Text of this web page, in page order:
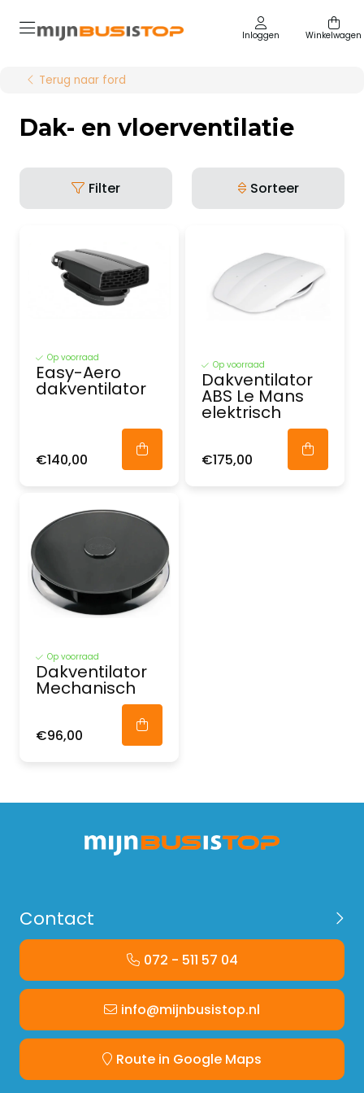
Inloggen Winkelwagen
Terug naar ford
Dak- en vloerventilatie
Filter Sorteer
Op voorraad
Easy-Aero
dakventilator
€140,00
Op voorraad
Dakventilator
ABS Le Mans
elektrisch
€175,00
Op voorraad
Dakventilator
Mechanisch
€96,00
Contact
072 - 511 57 04
info@mijnbusistop.nl
Route in Google Maps